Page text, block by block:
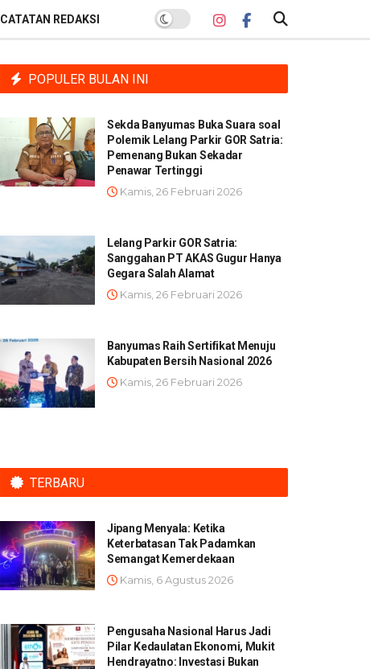
CATATAN REDAKSI
POPULER BULAN INI
Sekda Banyumas Buka Suara soal
Polemik Lelang Parkir GOR Satria:
Pemenang Bukan Sekadar
Penawar Tertinggi
Kamis, 26 Februari 2026
Lelang Parkir GOR Satria:
Sanggahan PT AKAS Gugur Hanya
Gegara Salah Alamat
Kamis, 26 Februari 2026
Banyumas Raih Sertifikat Menuju
Kabupaten Bersih Nasional 2026
Kamis, 26 Februari 2026
TERBARU
Jipang Menyala: Ketika
Keterbatasan Tak Padamkan
Semangat Kemerdekaan
Kamis, 6 Agustus 2026
Pengusaha Nasional Harus Jadi
Pilar Kedaulatan Ekonomi, Mukit
Hendrayatno: Investasi Bukan